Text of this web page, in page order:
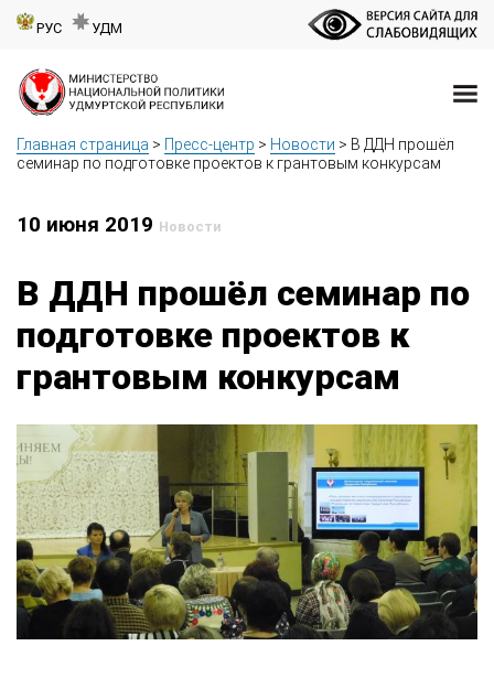
РУС УДМ
Главная страница > Пресс-центр > Новости > В ДДН прошёл
семинар по подготовке проектов к грантовым конкурсам
10 июня 2019 Новости
В ДДН прошёл семинар по
подготовке проектов к
грантовым конкурсам